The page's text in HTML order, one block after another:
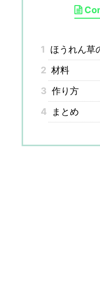
1
ほうれん草
2 材料
3 作り方
4
まとめ